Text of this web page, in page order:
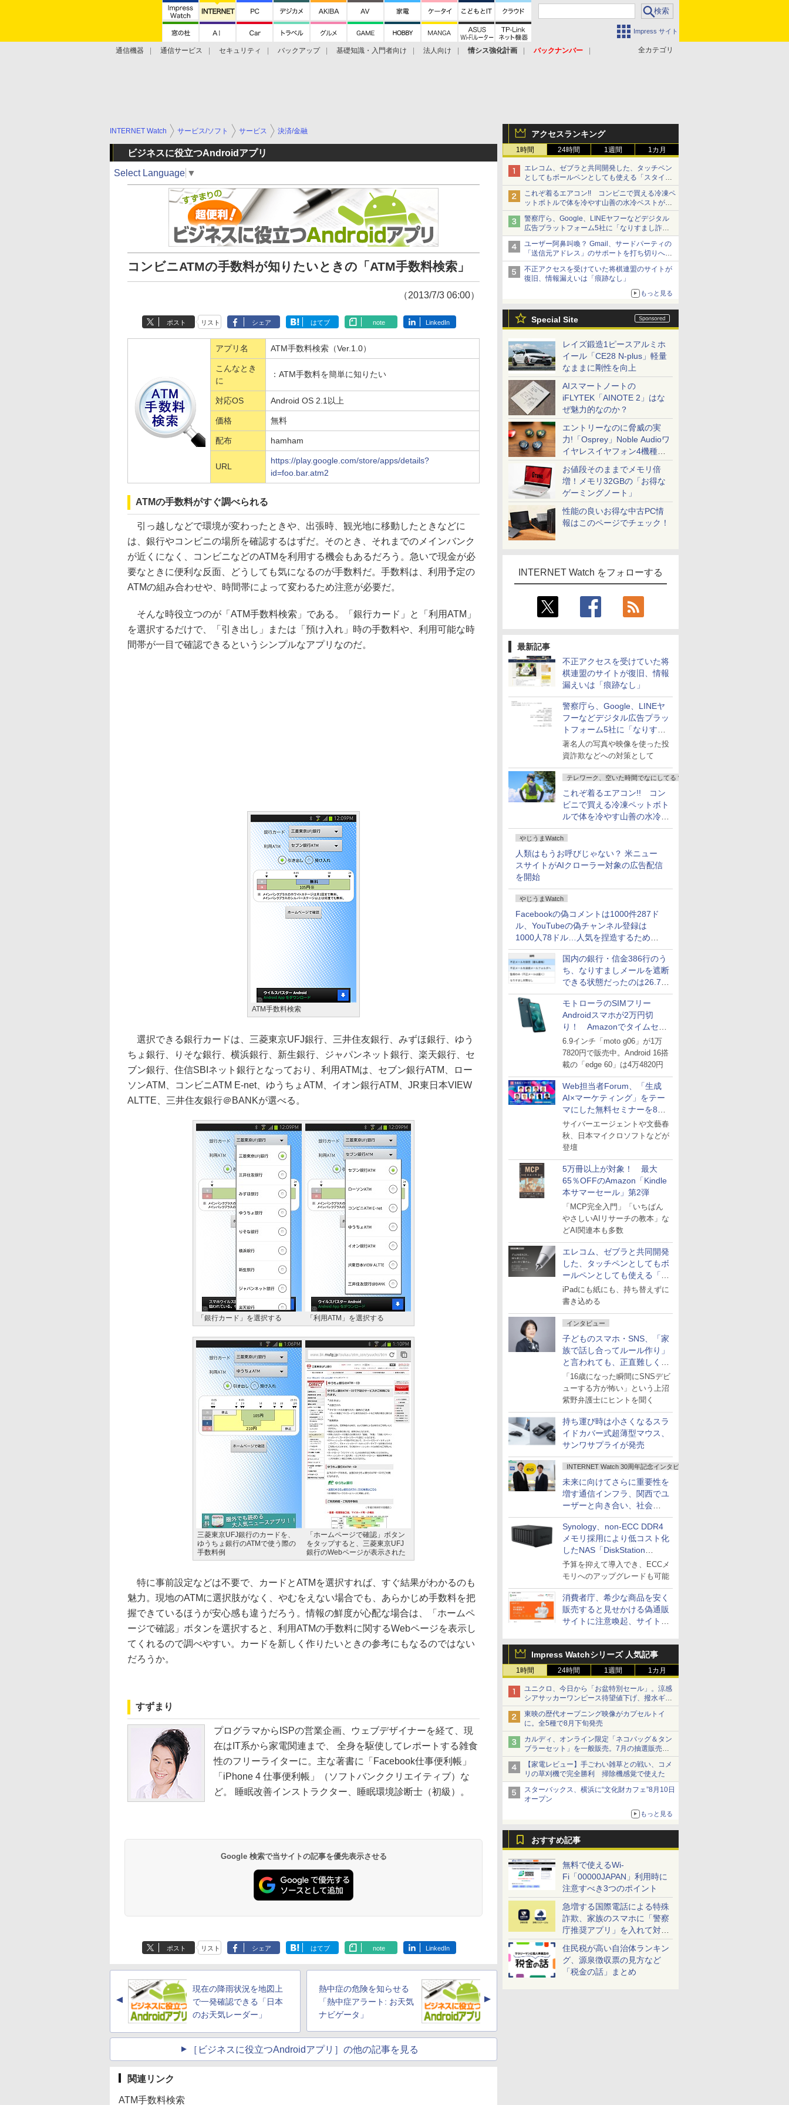
Impress サイト
全カテゴリ
通信機器 通信サービス セキュリティ バックアップ 基礎知識・入門者向け 法人向け 情シス強化計画
バックナンバー
アクセスランキング
1時間 24時間 1週間 1カ月
エレコム、ゼブラと共同開発した、タッチペン
としてもボールペンとしても使える「スタイラ
スツーウェイ」発売 iPadにも紙にも、持ち替
えずに書き込める
これぞ着るエアコン!! コンビニで買える冷凍ペ
ットボトルで体を冷やす山善の水冷ベストがロ
ードバイクにちょうどいい【ぼっち・ざ・ろー
ど！その14】【空いた時間でなにしてる？】
警察庁ら、Google、LINEヤフーなどデジタル
広告プラットフォーム5社に「なりすまし詐欺
広告」対策強化を要請 著名人の写真や映像を
使った投資詐欺などへの対策として
ユーザー阿鼻叫喚？ Gmail、サードパーティの
「送信元アドレス」のサポートを打ち切りへ
【やじうまWatch】
不正アクセスを受けていた将棋連盟のサイトが
復旧、情報漏えいは「痕跡なし」
もっと見る
Special Site
レイズ鍛造1ピースアルミホ
イール「CE28 N-plus」軽量
なままに剛性を向上
AIスマートノートの
iFLYTEK「AINOTE 2」はな
ぜ魅力的なのか？
エントリーなのに脅威の実
力!「Osprey」Noble Audioワ
イヤレスイヤフォン4機種を
一気に聴く
お値段そのままでメモリ倍
増！メモリ32GBの「お得な
ゲーミングノート」
性能の良いお得な中古PC情
報はこのページでチェック！
INTERNET Watch をフォローする
最新記事
不正アクセスを受けていた将
棋連盟のサイトが復旧、情報
漏えいは「痕跡なし」
警察庁ら、Google、LINEヤ
フーなどデジタル広告プラッ
トフォーム5社に「なりすま
し詐欺広告」対策強化を要請
著名人の写真や映像を使った投
資詐欺などへの対策として
テレワーク、空いた時間でなにしてる？
これぞ着るエアコン!! コン
ビニで買える冷凍ペットボト
ルで体を冷やす山善の水冷ベ
ストがロードバイクにちょう
どいい【ぼっち・ざ・ろー
ど！その14】
やじうまWatch
人類はもうお呼びじゃない？ 米ニュー
スサイトがAIクローラー対象の広告配信
を開始
やじうまWatch
Facebookの偽コメントは1000件287ド
ル、YouTubeの偽チャンネル登録は
1000人78ドル…人気を捏造するための
価格リストが公開中
国内の銀行・信金386行のう
ち、なりすましメールを遮断
できる状態だったのは26.7％
にとどまる～GMOブランド
セキュリティ調査
モトローラのSIMフリー
Androidスマホが2万円切
り！ Amazonでタイムセー
ル
6.9インチ「moto g06」が1万
7820円で販売中。Android 16搭
載の「edge 60」は4万4820円
Web担当者Forum、「生成
AI×マーケティング」をテー
マにした無料セミナーを8月
27日にオンライン開催
サイバーエージェントや文藝春
秋、日本マイクロソフトなどが
登壇
5万冊以上が対象！ 最大
65％OFFのAmazon「Kindle
本サマーセール」第2弾
「MCP完全入門」「いちばん
やさしいAIリサーチの教本」な
どAI関連本も多数
エレコム、ゼブラと共同開発
した、タッチペンとしてもボ
ールペンとしても使える「ス
タイラスツーウェイ」発売
iPadにも紙にも、持ち替えずに
書き込める
インタビュー
子どものスマホ・SNS、「家
族で話し合ってルール作り」
と言われても、正直難しくな
いですか？
「16歳になった瞬間にSNSデビ
ューする方が怖い」という上沼
紫野弁護士にヒントを聞く
持ち運び時は小さくなるスラ
イドカバー式超薄型マウス、
サンワサプライが発売
INTERNET Watch 30周年記念インタビュー
未来に向けてさらに重要性を
増す通信インフラ、関西でユ
ーザーと向き合い、社会
の“あたらしい”を起動し続け
る～オプテージ
Synology、non-ECC DDR4
メモリ採用により低コスト化
したNAS「DiskStation
neo+」シリーズ
予算を抑えて導入でき、ECCメ
モリへのアップグレードも可能
消費者庁、希少な商品を安く
販売すると見せかける偽通販
サイトに注意喚起、サイト名
Impress Watchシリーズ 人気記事
1時間 24時間 1週間 1カ月
ユニクロ、今日から「お盆特別セール」。涼感
シアサッカーワンピース待望値下げ、撥水ギア
ショーツは1990円に
東映の歴代オープニング映像がカプセルトイ
に。全5種で8月下旬発売
カルディ、オンライン限定「ネコバッグ＆タン
ブラーセット」を一般販売。7月の抽選販売の
当選無効分
【家電レビュー】手ごわい雑草との戦い、コメ
リの草刈機で完全勝利 掃除機感覚で使えた
スターバックス、横浜に“文化財カフェ”8月10日
オープン
もっと見る
おすすめ記事
無料で使えるWi-
Fi「00000JAPAN」利用時に
注意すべき3つのポイント
急増する国際電話による特殊
詐欺、家族のスマホに「警察
庁推奨アプリ」を入れて対策
しよう！
住民税が高い自治体ランキン
グ、源泉徴収票の見方など
「税金の話」まとめ
INTERNET Watch サービス/ソフト サービス 決済/金融
ビジネスに役立つAndroidアプリ
Select Language ▼
コンビニATMの手数料が知りたいときの「ATM手数料検索」
（2013/7/3 06:00）
ポスト リスト シェア はてブ note LinkedIn
アプリ名 ATM手数料検索（Ver.1.0）
こんなとき
に
：ATM手数料を簡単に知りたい
対応OS Android OS 2.1以上
価格 無料
配布 hamham
URL
https://play.google.com/store/apps/details?
id=foo.bar.atm2
ATMの手数料がすぐ調べられる
引っ越しなどで環境が変わったときや、出張時、観光地に移動したときなどに
は、銀行やコンビニの場所を確認するはずだ。そのとき、それまでのメインバンク
が近くになく、コンビニなどのATMを利用する機会もあるだろう。急いで現金が必
要なときに便利な反面、どうしても気になるのが手数料だ。手数料は、利用予定の
ATMの組み合わせや、時間帯によって変わるため注意が必要だ。
そんな時役立つのが「ATM手数料検索」である。「銀行カード」と「利用ATM」
を選択するだけで、「引き出し」または「預け入れ」時の手数料や、利用可能な時
間帯が一目で確認できるというシンプルなアプリなのだ。
ATM手数料検索
選択できる銀行カードは、三菱東京UFJ銀行、三井住友銀行、みずほ銀行、ゆう
ちょ銀行、りそな銀行、横浜銀行、新生銀行、ジャパンネット銀行、楽天銀行、セ
ブン銀行、住信SBIネット銀行となっており、利用ATMは、セブン銀行ATM、ロー
ソンATM、コンビニATM E-net、ゆうちょATM、イオン銀行ATM、JR東日本VIEW
ALTTE、三井住友銀行＠BANKが選べる。
「銀行カード」を選択する 「利用ATM」を選択する
三菱東京UFJ銀行のカードを、
ゆうちょ銀行のATMで使う際の
手数料例
「ホームページで確認」ボタン
をタップすると、三菱東京UFJ
銀行のWebページが表示された
特に事前設定などは不要で、カードとATMを選択すれば、すぐ結果がわかるのも
魅力。現地のATMに選択肢がなく、やむをえない場合でも、あらかじめ手数料を把
握できているほうが安心感も違うだろう。情報の鮮度が心配な場合は、「ホームペ
ージで確認」ボタンを選択すると、利用ATMの手数料に関するWebページを表示し
てくれるので調べやすい。カードを新しく作りたいときの参考にもなるのではない
だろうか。
すずまり
プログラマからISPの営業企画、ウェブデザイナーを経て、現
在はIT系から家電関連まで、 全身を駆使してレポートする雑食
性のフリーライターに。主な著書に「Facebook仕事便利帳」
「iPhone 4 仕事便利帳」（ソフトバンククリエイティブ）な
ど。 睡眠改善インストラクター、睡眠環境診断士（初級）。
Google 検索で当サイトの記事を優先表示させる
ポスト リスト シェア はてブ note LinkedIn
▲
現在の降雨状況を地図上
で一発確認できる「日本
のお天気レーダー」
熱中症の危険を知らせる
「熱中症アラート: お天気
ナビゲータ」
▲
［ビジネスに役立つAndroidアプリ］の他の記事を見る
関連リンク
ATM手数料検索